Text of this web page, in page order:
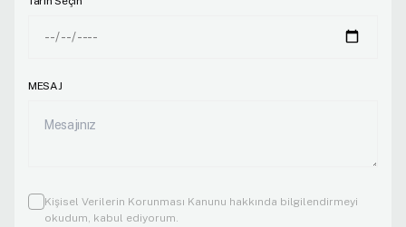
MESAJ
Kişisel Verilerin Korunması Kanunu hakkında bilgilendirmeyi
okudum, kabul ediyorum.